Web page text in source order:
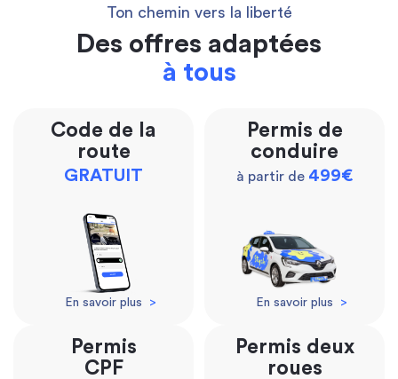
Ton chemin vers la liberté
Des offres adaptées
à tous
Code de la
route
GRATUIT
En savoir plus >
Permis de
conduire
à partir de 499€
En savoir plus >
Permis
CPF
Permis deux
roues